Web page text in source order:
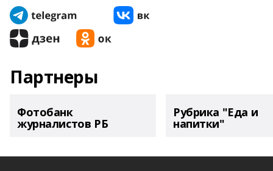
Партнеры
Фотобанк
журналистов РБ
Рубрика "Еда и
напитки"